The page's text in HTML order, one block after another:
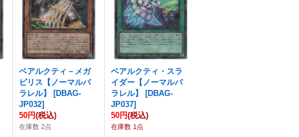
ベアルクティ－メガ
ビリス【ノーマルパ
ラレル】
[DBAG-
JP032]
50円(税込)
在庫数 2点
ベアルクティ・スラ
イダー【ノーマルパ
ラレル】
[DBAG-
JP037]
50円(税込)
在庫数 1点